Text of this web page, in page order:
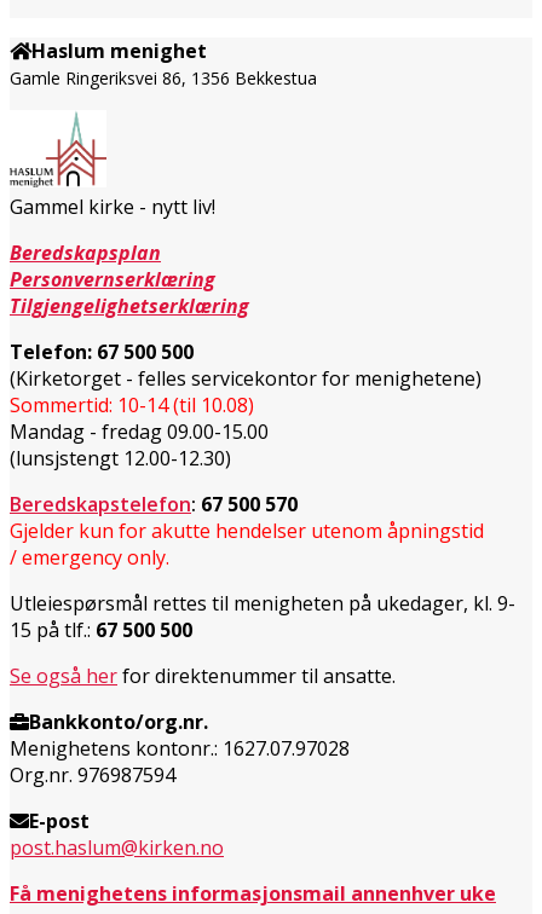
Haslum menighet
Gamle Ringeriksvei 86, 1356 Bekkestua
Gammel kirke - nytt liv!
Beredskapsplan
Personvernserklæring
Tilgjengelighetserklæring
Telefon: 67 500 500
(Kirketorget - felles servicekontor for menighetene)
Sommertid: 10-14 (til 10.08)
Mandag - fredag 09.00-15.00
(lunsjstengt 12.00-12.30)
Beredskapstelefon: 67 500 570
Gjelder kun for akutte hendelser utenom åpningstid
/ emergency only.
Utleiespørsmål rettes til menigheten på ukedager, kl. 9-
15 på tlf.: 67 500 500
Se også herfor direktenummer til ansatte.
Bankkonto/org.nr.
Menighetens kontonr.: 1627.07.97028
Org.nr. 976987594
E-post
post.haslum@kirken.no
Få menighetens informasjonsmail annenhver uke